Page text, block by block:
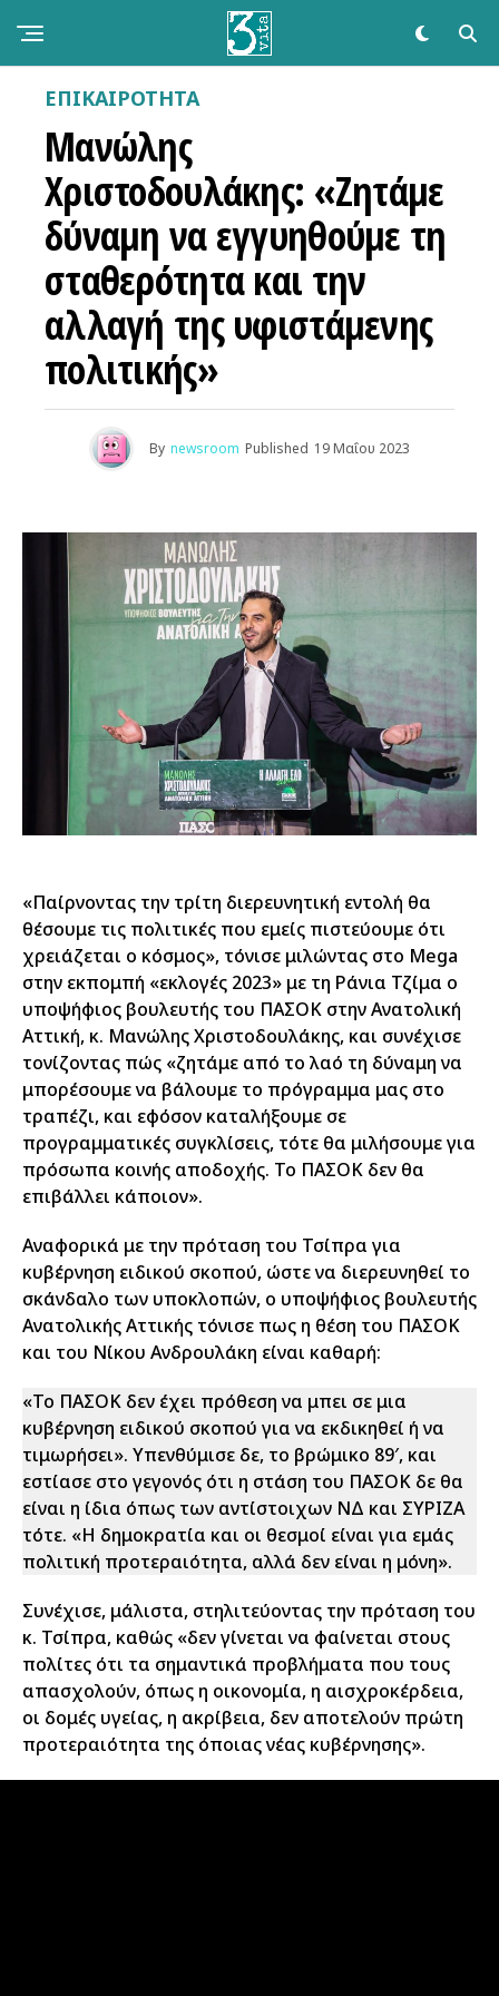
ΕΠΙΚΑΙΡΌΤΗΤΑ
Μανώλης
Χριστοδουλάκης: «Ζητάμε
δύναμη να εγγυηθούμε τη
σταθερότητα και την
αλλαγή της υφιστάμενης
πολιτικής»
By newsroom Published 19 Μαΐου 2023
«Παίρνοντας την τρίτη διερευνητική εντολή θα
θέσουμε τις πολιτικές που εμείς πιστεύουμε ότι
χρειάζεται ο κόσμος», τόνισε μιλώντας στο Mega
στην εκπομπή «εκλογές 2023» με τη Ράνια Τζίμα ο
υποψήφιος βουλευτής του ΠΑΣΟΚ στην Aνατολική
Αττική, κ. Μανώλης Χριστοδουλάκης, και συνέχισε
τονίζοντας πώς «ζητάμε από το λαό τη δύναμη να
μπορέσουμε να βάλουμε το πρόγραμμα μας στο
τραπέζι, και εφόσον καταλήξουμε σε
προγραμματικές συγκλίσεις, τότε θα μιλήσουμε για
πρόσωπα κοινής αποδοχής. Το ΠΑΣΟΚ δεν θα
επιβάλλει κάποιον».
Αναφορικά με την πρόταση του Τσίπρα για
κυβέρνηση ειδικού σκοπού, ώστε να διερευνηθεί το
σκάνδαλο των υποκλοπών, ο υποψήφιος βουλευτής
Ανατολικής Αττικής τόνισε πως η θέση του ΠΑΣΟΚ
και του Νίκου Ανδρουλάκη είναι καθαρή:
«Το ΠΑΣΟΚ δεν έχει πρόθεση να μπει σε μια
κυβέρνηση ειδικού σκοπού για να εκδικηθεί ή να
τιμωρήσει». Υπενθύμισε δε, το βρώμικο 89′, και
εστίασε στο γεγονός ότι η στάση του ΠΑΣΟΚ δε θα
είναι η ίδια όπως των αντίστοιχων ΝΔ και ΣΥΡΙΖΑ
τότε. «Η δημοκρατία και οι θεσμοί είναι για εμάς
πολιτική προτεραιότητα, αλλά δεν είναι η μόνη».
Συνέχισε, μάλιστα, στηλιτεύοντας την πρόταση του
κ. Τσίπρα, καθώς «δεν γίνεται να φαίνεται στους
πολίτες ότι τα σημαντικά προβλήματα που τους
απασχολούν, όπως η οικονομία, η αισχροκέρδεια,
οι δομές υγείας, η ακρίβεια, δεν αποτελούν πρώτη
προτεραιότητα της όποιας νέας κυβέρνησης».